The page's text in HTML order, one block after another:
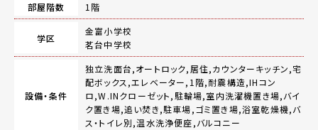
部屋階数
1階
学区
金富小学校
茗台中学校
設備・条件
独立洗面台,オートロック,居住,カウンターキッチン,宅
配ボックス,エレベーター,1階,耐震構造,IHコン
ロ,W.INクローゼット,駐輪場,室内洗濯機置き場,バイ
ク置き場,追い焚き,駐車場,ゴミ置き場,浴室乾燥機,バ
ス・トイレ別,温水洗浄便座,バルコニー